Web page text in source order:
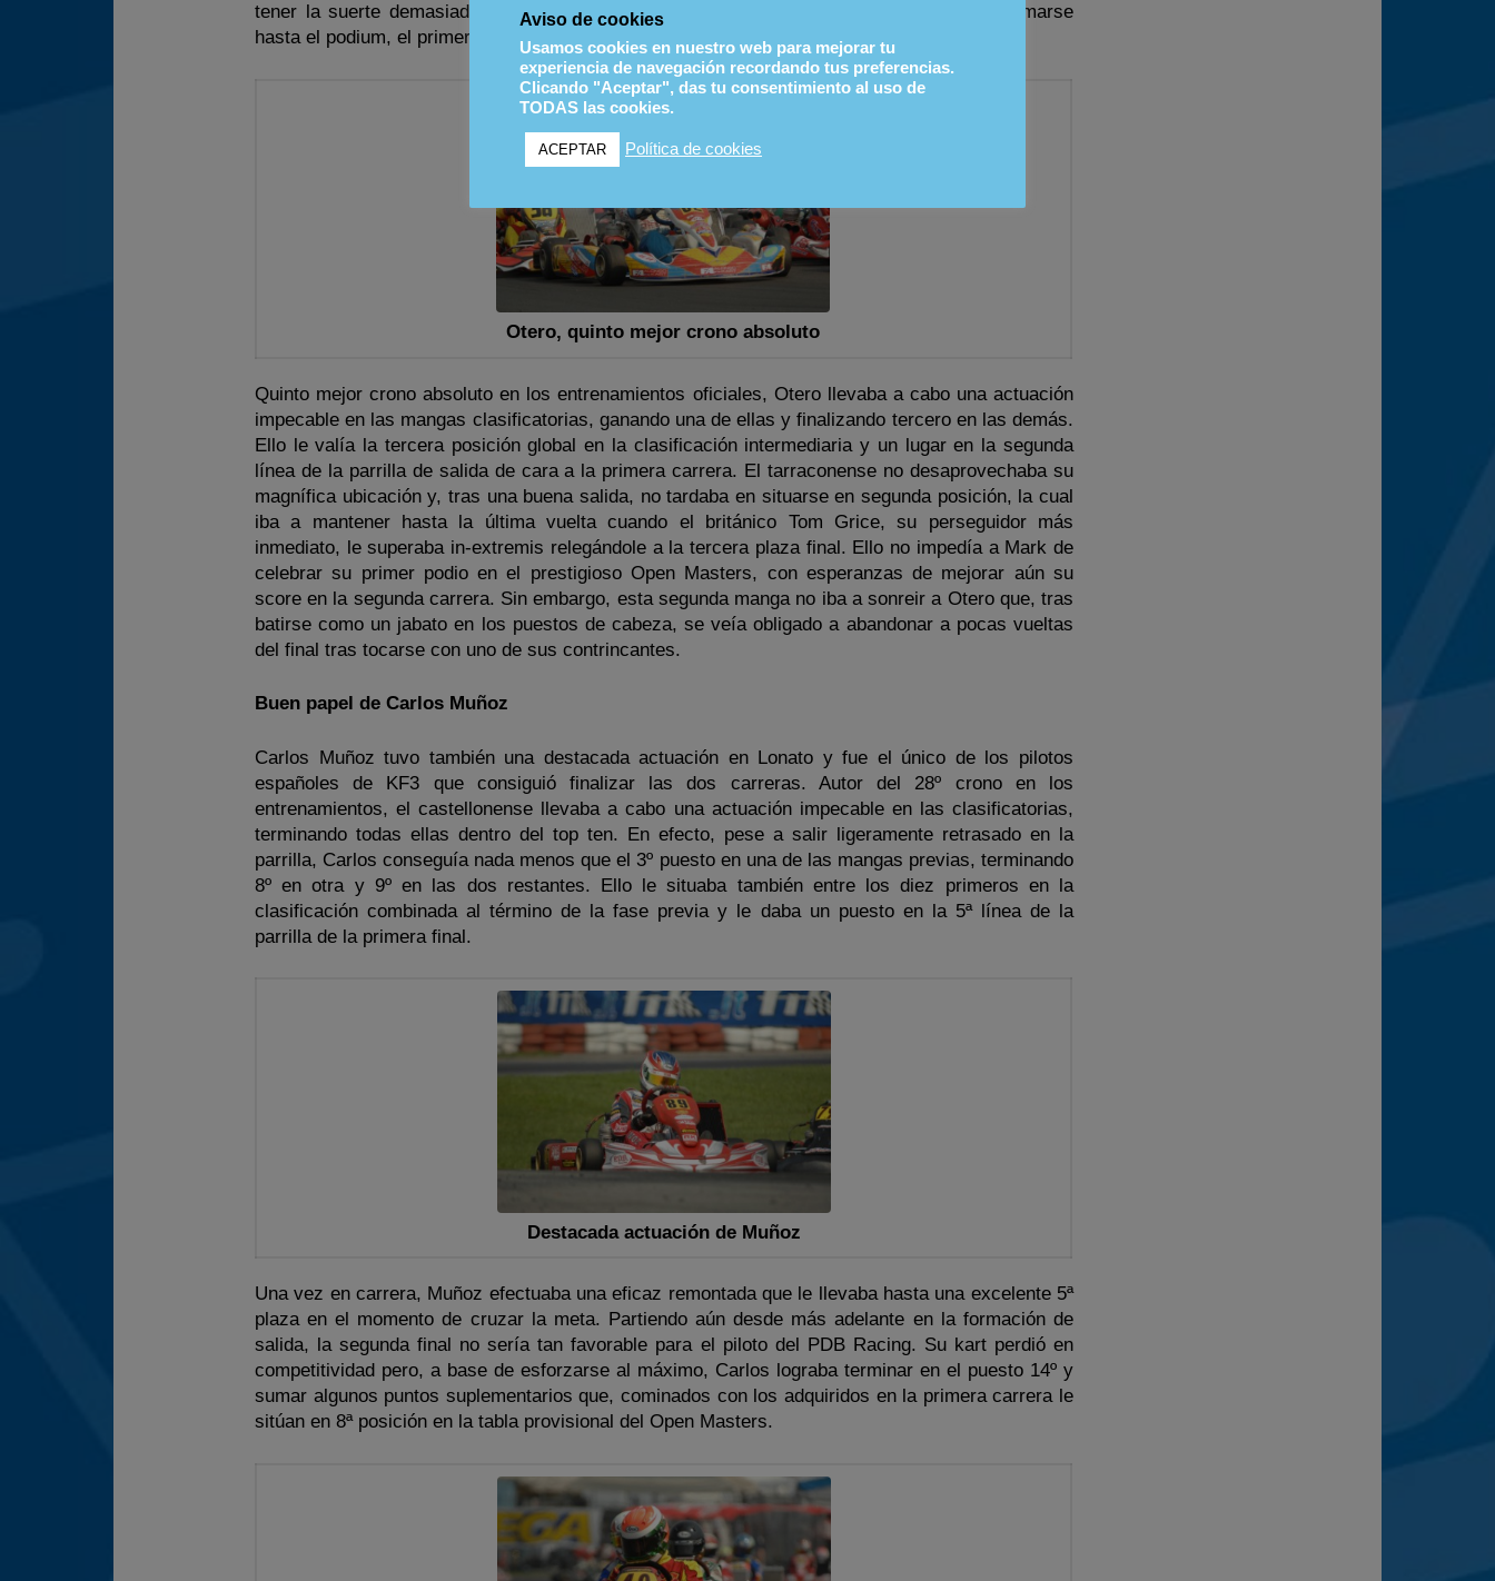
tener la suerte demasiado de cara en las finales a nivel global, Otero conseguía encaramarse
hasta el podium, el primero que consigue el piloto de Salou en el marco del Open Masters.
Otero, quinto mejor crono absoluto
Quinto mejor crono absoluto en los entrenamientos oficiales, Otero llevaba a cabo una actuación
impecable en las mangas clasificatorias, ganando una de ellas y finalizando tercero en las demás.
Ello le valía la tercera posición global en la clasificación intermediaria y un lugar en la segunda
línea de la parrilla de salida de cara a la primera carrera. El tarraconense no desaprovechaba su
magnífica ubicación y, tras una buena salida, no tardaba en situarse en segunda posición, la cual
iba a mantener hasta la última vuelta cuando el británico Tom Grice, su perseguidor más
inmediato, le superaba in-extremis relegándole a la tercera plaza final. Ello no impedía a Mark de
celebrar su primer podio en el prestigioso Open Masters, con esperanzas de mejorar aún su
score en la segunda carrera. Sin embargo, esta segunda manga no iba a sonreir a Otero que, tras
batirse como un jabato en los puestos de cabeza, se veía obligado a abandonar a pocas vueltas
del final tras tocarse con uno de sus contrincantes.
Buen papel de Carlos Muñoz
Carlos Muñoz tuvo también una destacada actuación en Lonato y fue el único de los pilotos
españoles de KF3 que consiguió finalizar las dos carreras. Autor del 28º crono en los
entrenamientos, el castellonense llevaba a cabo una actuación impecable en las clasificatorias,
terminando todas ellas dentro del top ten. En efecto, pese a salir ligeramente retrasado en la
parrilla, Carlos conseguía nada menos que el 3º puesto en una de las mangas previas, terminando
8º en otra y 9º en las dos restantes. Ello le situaba también entre los diez primeros en la
clasificación combinada al término de la fase previa y le daba un puesto en la 5ª línea de la
parrilla de la primera final.
Destacada actuación de Muñoz
Una vez en carrera, Muñoz efectuaba una eficaz remontada que le llevaba hasta una excelente 5ª
plaza en el momento de cruzar la meta. Partiendo aún desde más adelante en la formación de
salida, la segunda final no sería tan favorable para el piloto del PDB Racing. Su kart perdió en
competitividad pero, a base de esforzarse al máximo, Carlos lograba terminar en el puesto 14º y
sumar algunos puntos suplementarios que, cominados con los adquiridos en la primera carrera le
sitúan en 8ª posición en la tabla provisional del Open Masters.
Aviso de cookies
Usamos cookies en nuestro web para mejorar tu
experiencia de navegación recordando tus preferencias.
Clicando "Aceptar", das tu consentimiento al uso de
TODAS las cookies.
ACEPTAR Política de cookies